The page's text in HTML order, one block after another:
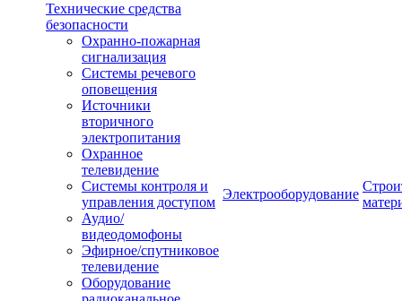
Технические средства
безопасности
Охранно-пожарная
сигнализация
Системы речевого
оповещения
Источники
вторичного
электропитания
Охранное
телевидение
Системы контроля и
управления доступом
Аудио/
видеодомофоны
Эфирное/спутниковое
телевидение
Оборудование
Электрооборудование